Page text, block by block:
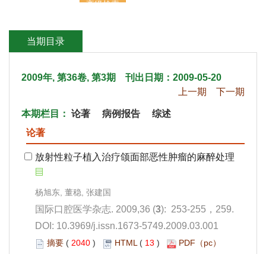
2009年, 第36卷, 第3期 刊出日期：2009-05-20
): 253-255，259.
DOI: 10.3969/j.issn.1673-5749.2009.03.001
2040 ) 13 )